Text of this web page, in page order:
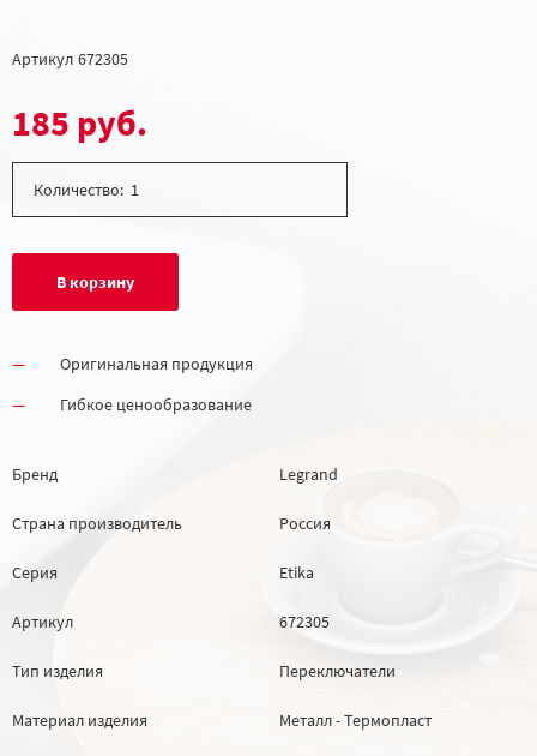
Артикул 672305
185 руб.
Количество:
В корзину
Оригинальная продукция
Гибкое ценообразование
Бренд Legrand
Страна производитель Россия
Серия Etika
Артикул 672305
Тип изделия Переключатели
Материал изделия Металл - Термопласт